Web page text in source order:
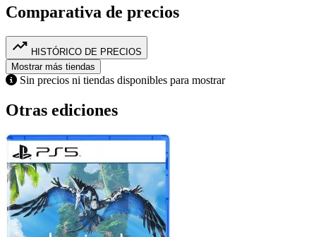
Comparativa de precios
trending_up HISTÓRICO DE PRECIOS
Mostrar más tiendas
Sin precios ni tiendas disponibles para mostrar
Otras ediciones